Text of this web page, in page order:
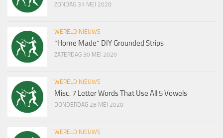
ZONDAG 31 MEI 2020
WERELD NIEUWS
“Home Made” DIY Grounded Strips
ZATERDAG 30 MEI 2020
WERELD NIEUWS
Misc: 7 Letter Words That Use All 5 Vowels
DONDERDAG 28 MEI 2020
WERELD NIEUWS